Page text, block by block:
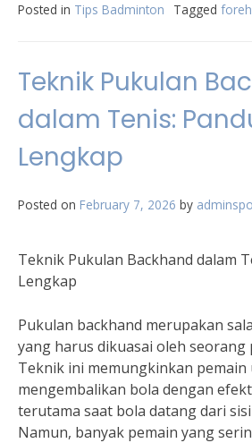
Posted in Tips Badminton Tagged
Teknik Pukulan
dalam Tenis:
Lengkap
Posted on February 7, 2026 by adminspo
Teknik Pukulan Backhand dalam
Lengkap
Pukulan backhand merupakan
yang harus dikuasai oleh seorang
Teknik ini memungkinkan
mengembalikan bola dengan
terutama saat bola datang dari
Namun, banyak pemain yang